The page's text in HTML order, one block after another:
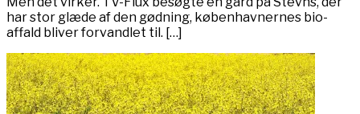
har stor glæde af den gødning, københavnernes bio-
affald bliver forvandlet til. […]